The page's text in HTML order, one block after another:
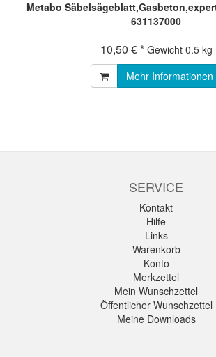
Metabo
631137000
10,50 € * Gewicht 0.5 kg
Mehr Informationen
SERVICE
Kontakt
Hilfe
Links
Warenkorb
Konto
Merkzettel
Mein Wunschzettel
Öffentlicher Wunschzettel
Meine Downloads